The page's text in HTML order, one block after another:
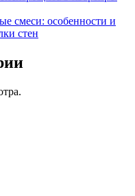
смеси: особенности и
стен